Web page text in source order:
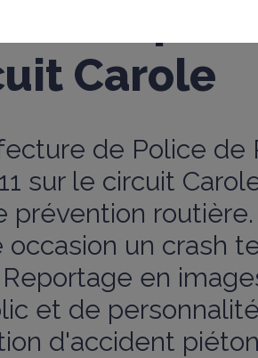
Carole
de Police de
sur le circuit
prévention
occasion un crash
en
et de
d'accident